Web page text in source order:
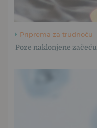
Priprema za trudnoću
Poze naklonjene začeću